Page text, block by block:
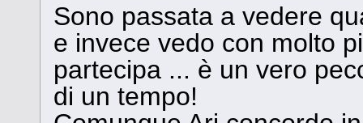
Sono passata a vedere
e invece vedo con molto
partecipa ... è un vero
di un tempo!